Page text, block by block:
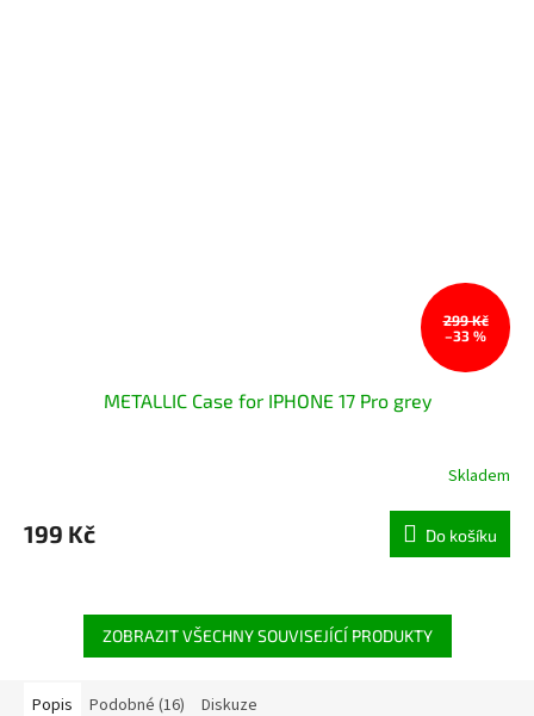
299 Kč
–33 %
METALLIC Case for IPHONE 17 Pro grey
Skladem
199 Kč Do košíku
ZOBRAZIT VŠECHNY SOUVISEJÍCÍ PRODUKTY
Popis Podobné (16) Diskuze